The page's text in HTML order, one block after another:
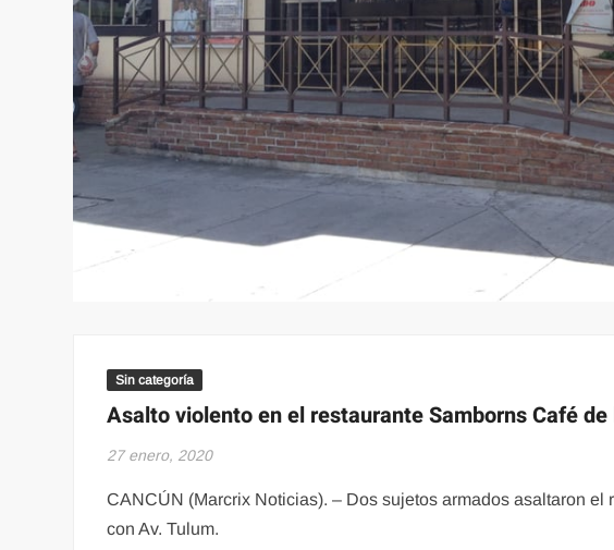
Sin categoría
Asalto violento en el restaurante Samborns Café de
27 enero, 2020
CANCÚN (Marcrix Noticias). – Dos sujetos armados asaltaron
con Av. Tulum.